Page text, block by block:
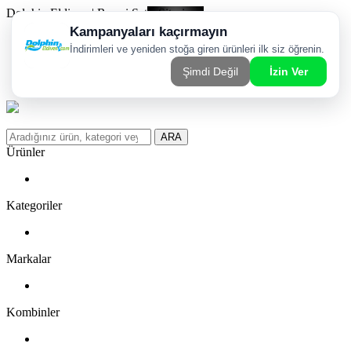
Dolphin Eldiven | Resmi Satış Sitesi
Kargom Nerede?
WhatsApp Sipariş Hattı
ARA
Ürünler
Kategoriler
Markalar
Kombinler